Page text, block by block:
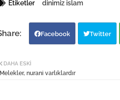
Etiketler dinimiz islam
Facebook Twitter
DAHA ESKI
Melekler, nurani varlıklardır